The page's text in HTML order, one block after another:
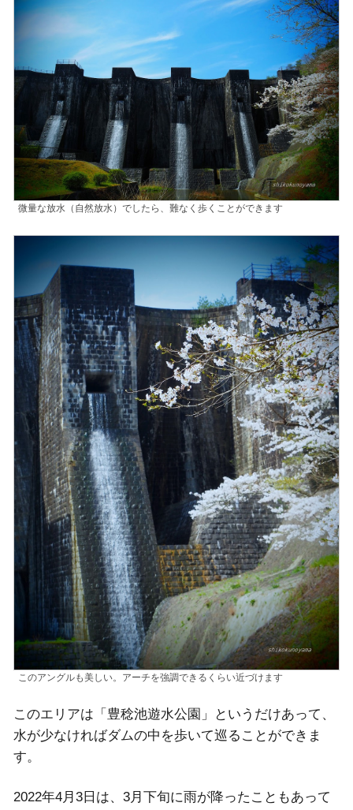
微量な放水（自然放水）でしたら、難なく歩くことができます
このアングルも美しい。アーチを強調できるくらい近づけます
このエリアは「豊稔池遊水公園」というだけあって、
水が少なければダムの中を歩いて巡ることができま
す。
2022年4月3日は、3月下旬に雨が降ったこともあって